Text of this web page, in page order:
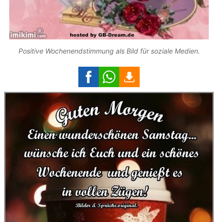
Positive Wochenendstimmung als Bild für soziale Medien.